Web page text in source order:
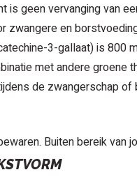
is geen vervanging van
zwangere en
3-gallaat) is 800
met andere groene
de zwangerschap of
Buiten bereik van